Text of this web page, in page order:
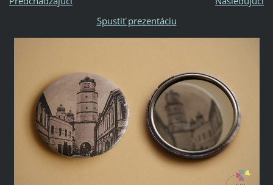
Spustiť prezentáciu